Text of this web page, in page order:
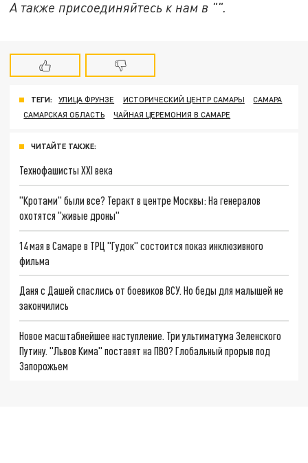
А также присоединяйтесь к нам в "".
ТЕГИ: УЛИЦА ФРУНЗЕ ИСТОРИЧЕСКИЙ ЦЕНТР САМАРЫ
САМАРА
САМАРСКАЯ ОБЛАСТЬ
ЧАЙНАЯ ЦЕРЕМОНИЯ В САМАРЕ
ЧИТАЙТЕ ТАКЖЕ:
Технофашисты XXI века
"Кротами" были все? Теракт в центре Москвы: На генералов
охотятся "живые дроны"
14 мая в Самаре в ТРЦ "Гудок" состоится показ инклюзивного
фильма
Даня с Дашей спаслись от боевиков ВСУ. Но беды для малышей не
закончились
Новое масштабнейшее наступление. Три ультиматума Зеленского
Путину. "Львов Кима" поставят на ПВО? Глобальный прорыв под
Запорожьем